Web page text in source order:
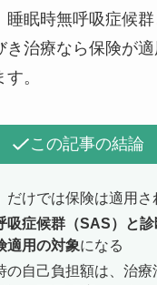
睡眠時無呼吸症候
き治療なら保険が
。
この記事の結論
だけでは保険は適用さ
吸症候群（SAS）と
適用の対象になる
の自己負担額は、治療